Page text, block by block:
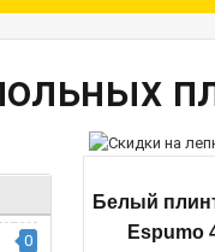
0
Белый
Espumo